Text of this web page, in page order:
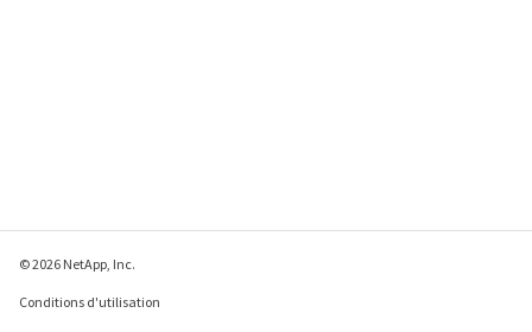
© 2026 NetApp, Inc.
Conditions d'utilisation